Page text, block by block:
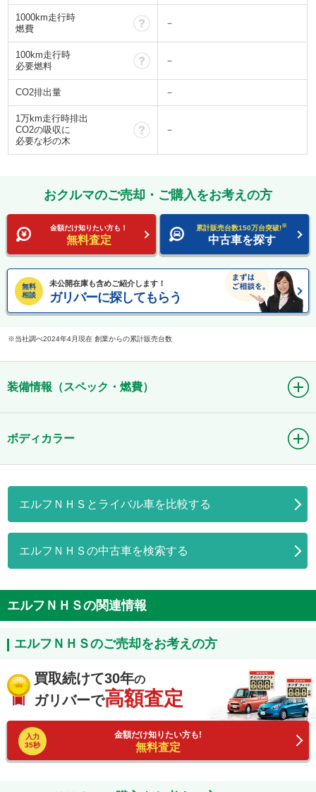
1000km走行時
燃費
－
100km走行時
必要燃料
－
CO2排出量 －
1万km走行時排出
CO2の吸収に
必要な杉の木
－
おクルマのご売却・ご購入をお考えの方
金額だけ知りたい方も！
無料査定
累計販売台数150万台突破!※
中古車を探す
無料
相談
未公開在庫も含めご紹介します！
ガリバーに探してもらう
当社調べ2024年4月現在 創業からの累計販売台数
装備情報（スペック・燃費）
ボディカラー
エルフＮＨＳとライバル車を比較する
エルフＮＨＳの中古車を検索する
エルフＮＨＳの関連情報
エルフＮＨＳのご売却をお考えの方
買取続けて30年の
ガリバーで高額査定
入力
35秒
金額だけ知りたい方も!
無料査定